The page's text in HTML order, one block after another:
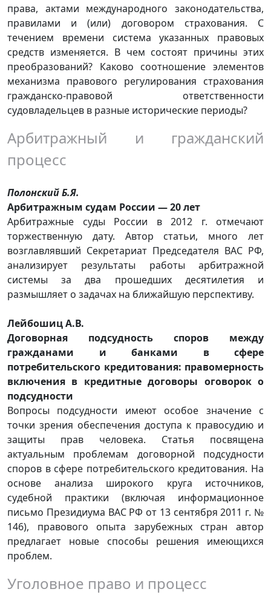
права, актами международного законодательства,
правилами и (или) договором страхования. С
течением времени система указанных правовых
средств изменяется. В чем состоят причины этих
преобразований? Каково соотношение элементов
механизма правового регулирования страхования
гражданско-правовой ответственности
судовладельцев в разные исторические периоды?
Арбитражный и гражданский
процесс
Полонский Б.Я.
Арбитражным судам России — 20 лет
Арбитражные суды России в 2012 г. отмечают
торжественную дату. Автор статьи, много лет
возглавлявший Секретариат Председателя ВАС РФ,
анализирует результаты работы арбитражной
системы за два прошедших десятилетия и
размышляет о задачах на ближайшую перспективу.
Лейбошиц А.В.
Договорная подсудность споров между
гражданами и банками в сфере
потребительского кредитования: правомерность
включения в кредитные договоры оговорок о
подсудности
Вопросы подсудности имеют особое значение с
точки зрения обеспечения доступа к правосудию и
защиты прав человека. Статья посвящена
актуальным проблемам договорной подсудности
споров в сфере потребительского кредитования. На
основе анализа широкого круга источников,
судебной практики (включая информационное
письмо Президиума ВАС РФ от 13 сентября 2011 г. №
146), правового опыта зарубежных стран автор
предлагает новые способы решения имеющихся
проблем.
Уголовное право и процесс